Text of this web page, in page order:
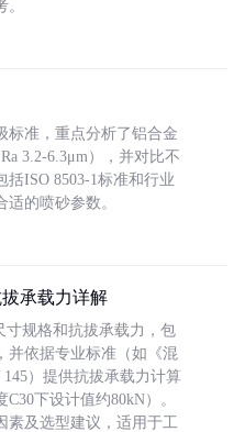
标准，重点分析了铝合金
3.2-6.3μm），并对比不
括ISO 8503-1标准和行业
的喷砂参数。
承载力详解
寸规格和抗拔承载力，包
并依据专业标准（如《混
）提供抗拔承载力计算
下设计值约80kN）。
素及选型建议，适用于工